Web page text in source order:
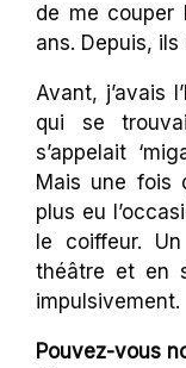
de me couper
ans. Depuis,
Avant, j’avais
qui se
s’appelait
Mais une fois
plus eu
le coiffeur.
théâtre et en
impulsivement.
Pouvez-vous